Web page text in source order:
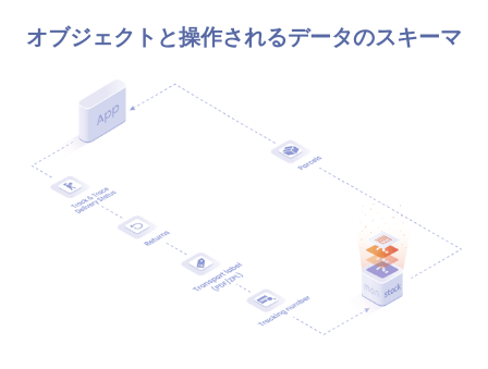
オブジェクトと操作されるデータのスキーマ